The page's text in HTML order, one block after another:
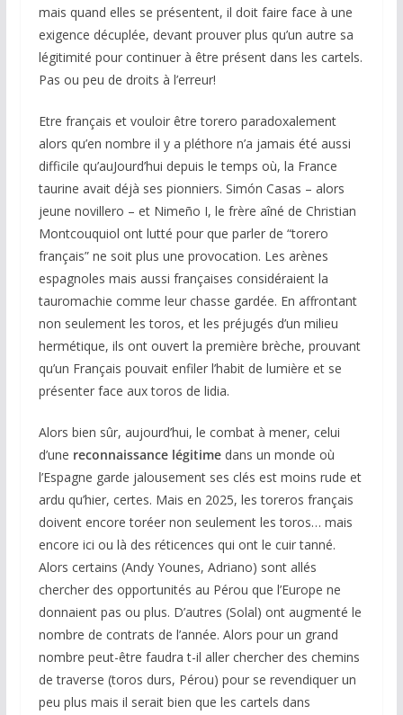
mais quand elles se présentent, il doit faire face à une
exigence décuplée, devant prouver plus qu’un autre sa
légitimité pour continuer à être présent dans les cartels.
Pas ou peu de droits à l’erreur!
Etre français et vouloir être torero paradoxalement
alors qu’en nombre il y a pléthore n’a jamais été aussi
difficile qu’auJourd’hui depuis le temps où, la France
taurine avait déjà ses pionniers. Simón Casas – alors
jeune novillero – et Nimeño I, le frère aîné de Christian
Montcouquiol ont lutté pour que parler de “torero
français” ne soit plus une provocation. Les arènes
espagnoles mais aussi françaises considéraient la
tauromachie comme leur chasse gardée. En affrontant
non seulement les toros, et les préjugés d’un milieu
hermétique, ils ont ouvert la première brèche, prouvant
qu’un Français pouvait enfiler l’habit de lumière et se
présenter face aux toros de lidia.
Alors bien sûr, aujourd’hui, le combat à mener, celui
d’une reconnaissance légitimedans un monde où
l’Espagne garde jalousement ses clés est moins rude et
ardu qu’hier, certes. Mais en 2025, les toreros français
doivent encore toréer non seulement les toros… mais
encore ici ou là des réticences qui ont le cuir tanné.
Alors certains (Andy Younes, Adriano) sont allés
chercher des opportunités au Pérou que l’Europe ne
donnaient pas ou plus. D’autres (Solal) ont augmenté le
nombre de contrats de l’année. Alors pour un grand
nombre peut-être faudra t-il aller chercher des chemins
de traverse (toros durs, Pérou) pour se revendiquer un
peu plus mais il serait bien que les cartels dans